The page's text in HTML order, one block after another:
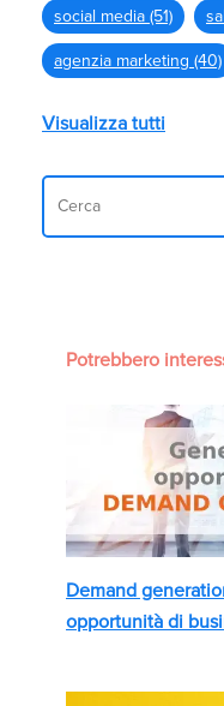
social media (51)
agenzia marketing (40)
Visualizza tutti
Potrebbero
Demand
opportunità di